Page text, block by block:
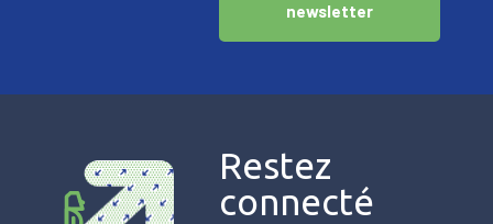
newsletter
Restez
connecté